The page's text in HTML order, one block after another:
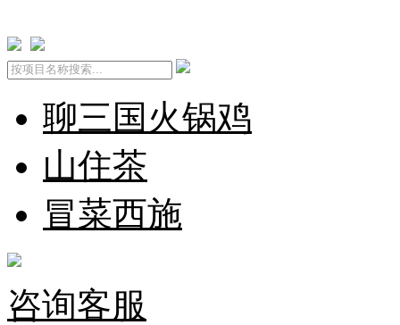
聊三国火锅鸡
山住茶
冒菜西施
咨询客服